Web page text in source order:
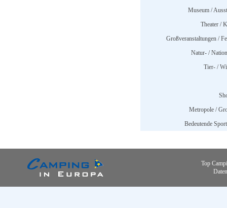
Museum /
Theater /
Großveranstaltungen /
Natur- /
Tier- /
Metropole /
Bedeutende
Top